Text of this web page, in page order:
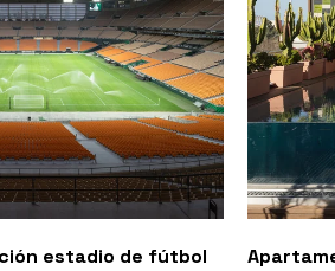
estadio de fútbol